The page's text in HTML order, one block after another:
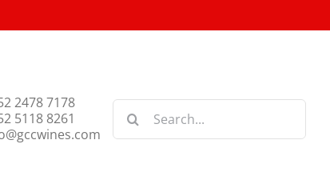
2478 7178
5118 8261
Search